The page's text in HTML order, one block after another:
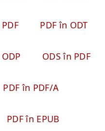
PDF în ODT
ODS în PDF
PDF în PDF/A
PDF în EPUB